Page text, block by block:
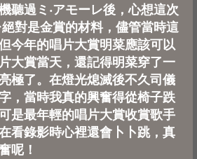
聽過ミ‧アモーレ後，心想這次
對是金賞的材料，儘管當時這
今年的唱片大賞明菜應該可以
大賞當天，還記得明菜穿了一
極了。在燈光熄滅後不久司儀
，當時我真的興奮得從椅子跌
是最年輕的唱片大賞收賞歌手
看錄影時心裡還會卜卜跳，真
呢！